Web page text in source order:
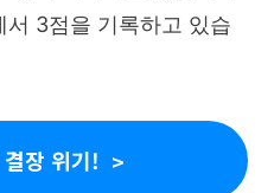
3점을 기록하고 있습
장 위기!